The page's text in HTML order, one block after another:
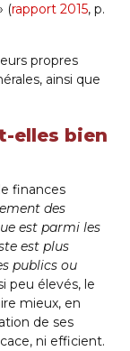
(rapport 2015, p.
propres
ainsi que
elles bien
finances
des
est parmi les
est plus
publics ou
peu élevés, le
mieux, en
de ses
ni efficient.